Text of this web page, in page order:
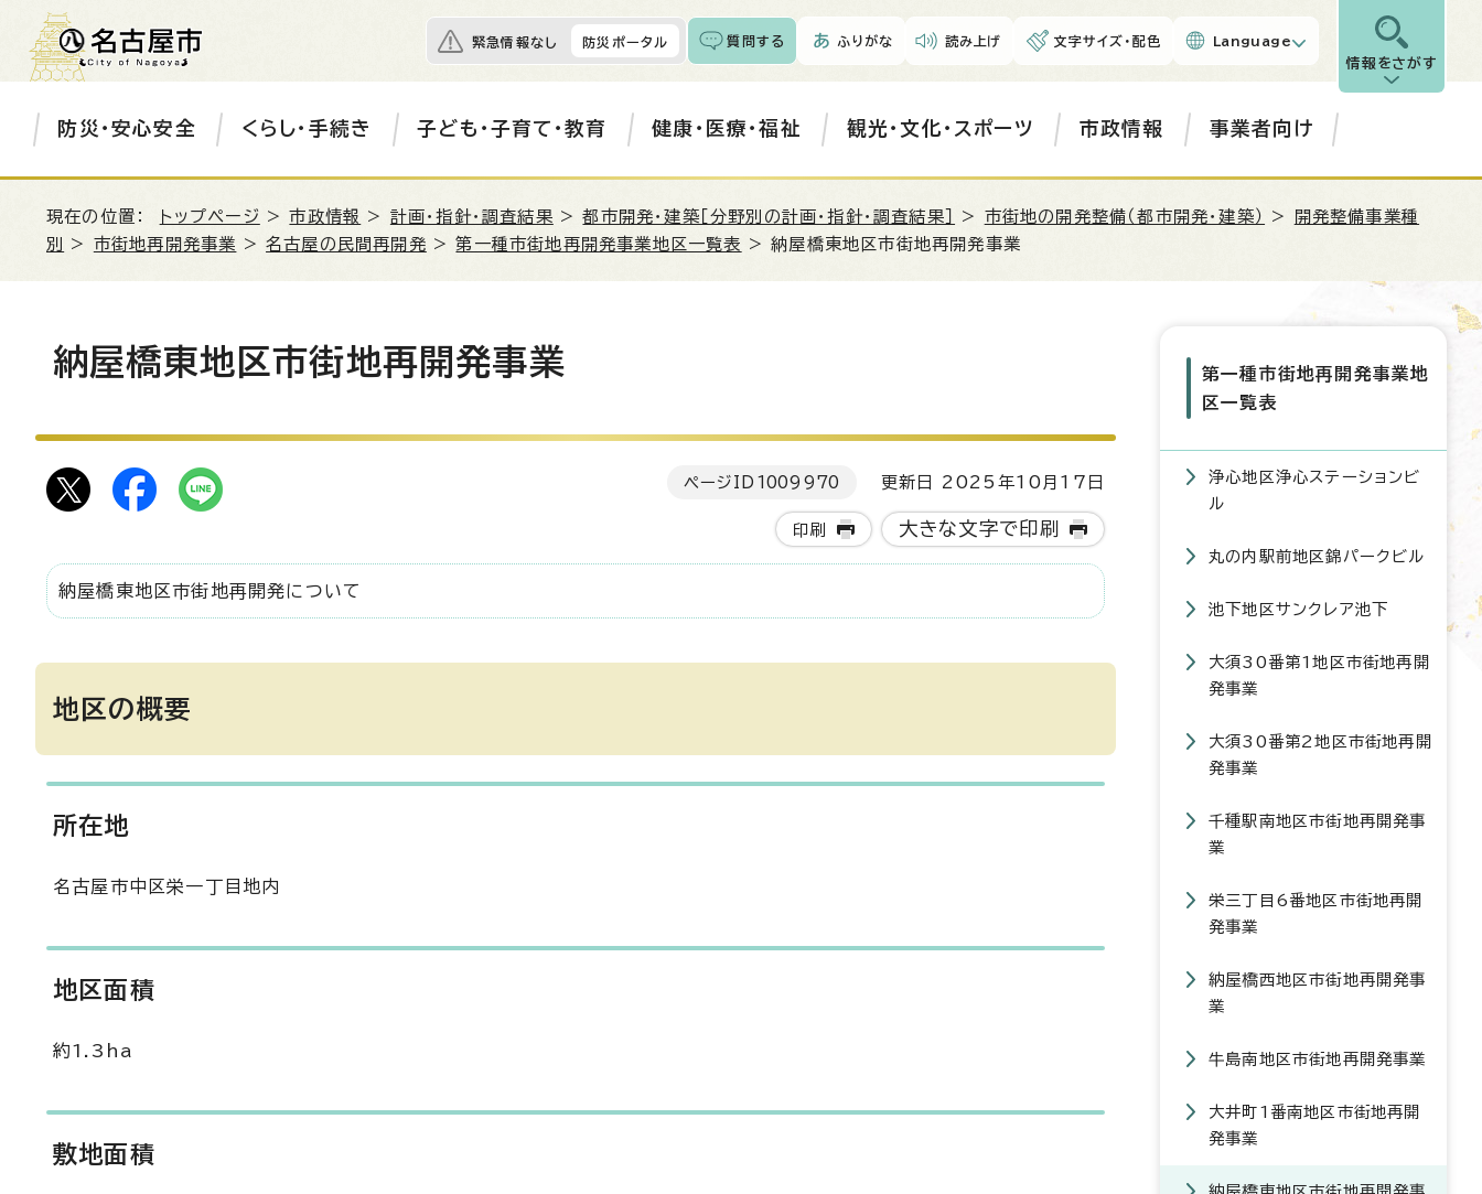
緊急情報なし 防災ポータル 質問する ふりがな 読み上げ 文字サイズ・配色 Language
情報をさがす
防災・安心安全 くらし・手続き 子ども・子育て・教育 健康・医療・福祉 観光・文化・スポーツ 市政情報 事業者向け
現在の位置： トップページ >市政情報 > 計画・指針・調査結果 >都市開発・建築［分野別の計画・指針・調査結果］ > 市街地の開発整備（都市開発・建築） >
開発整備事業種
別
> 市街地再開発事業 >名古屋の民間再開発 >第一種市街地再開発事業地区一覧表 > 納屋橋東地区市街地再開発事業
納屋橋東地区市街地再開発事業
ページID 1009970 更新日 2025年10月17日
印刷 大きな文字で印刷
納屋橋東地区市街地再開発について
地区の概要
所在地
名古屋市中区栄一丁目地内
地区面積
約1.3ha
敷地面積
第一種市街地再開発事業地
区一覧表
浄心地区浄心ステーションビ
ル
丸の内駅前地区錦パークビル
池下地区サンクレア池下
大須30番第1地区市街地再開
発事業
大須30番第2地区市街地再開
発事業
千種駅南地区市街地再開発事
業
栄三丁目6番地区市街地再開
発事業
納屋橋西地区市街地再開発事
業
牛島南地区市街地再開発事業
大井町1番南地区市街地再開
発事業